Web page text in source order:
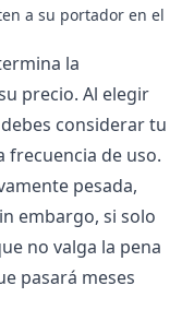
a su portador en el
la
precio. Al elegir
considerar tu
frecuencia de uso.
pesada,
embargo, si solo
no valga la pena
pasará meses